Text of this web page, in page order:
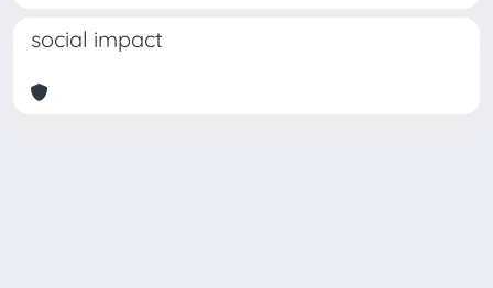
social impact